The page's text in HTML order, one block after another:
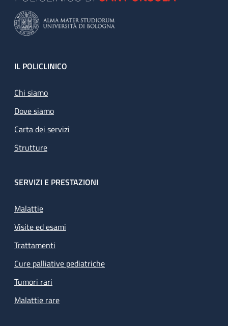
Footer
IL POLICLINICO
Chi siamo
Dove siamo
Carta dei servizi
Strutture
SERVIZI E PRESTAZIONI
Malattie
Visite ed esami
Trattamenti
Cure palliative pediatriche
Tumori rari
Malattie rare